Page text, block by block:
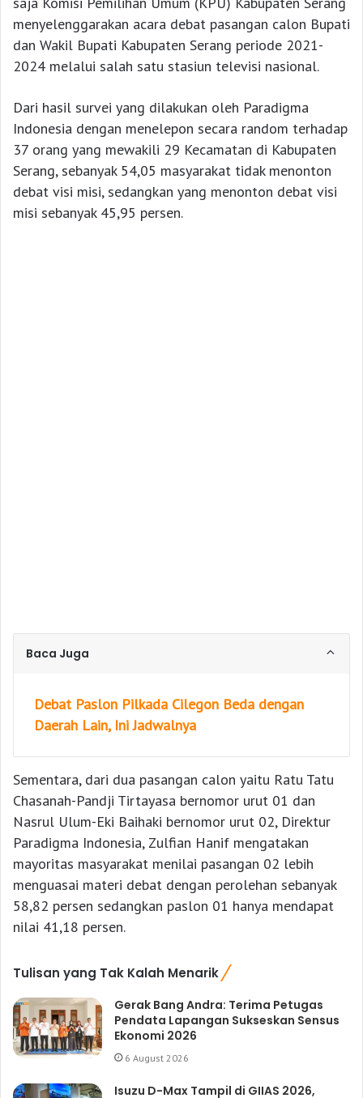
menyelenggarakan acara debat pasangan calon Bupati
dan Wakil Bupati Kabupaten Serang periode 2021-
2024 melalui salah satu stasiun televisi nasional.
Dari hasil survei yang dilakukan oleh Paradigma
Indonesia dengan menelepon secara random terhadap
37 orang yang mewakili 29 Kecamatan di Kabupaten
Serang, sebanyak 54,05 masyarakat tidak menonton
debat visi misi, sedangkan yang menonton debat visi
misi sebanyak 45,95 persen.
Baca Juga
Debat Paslon Pilkada Cilegon Beda dengan
Daerah Lain, Ini Jadwalnya
Sementara, dari dua pasangan calon yaitu Ratu Tatu
Chasanah-Pandji Tirtayasa bernomor urut 01 dan
Nasrul Ulum-Eki Baihaki bernomor urut 02, Direktur
Paradigma Indonesia, Zulfian Hanif mengatakan
mayoritas masyarakat menilai pasangan 02 lebih
menguasai materi debat dengan perolehan sebanyak
58,82 persen sedangkan paslon 01 hanya mendapat
nilai 41,18 persen.
Tulisan yang Tak Kalah Menarik
Gerak Bang Andra: Terima Petugas
Pendata Lapangan Sukseskan Sensus
Ekonomi 2026
6 August 2026
Isuzu D-Max Tampil di GIIAS 2026,